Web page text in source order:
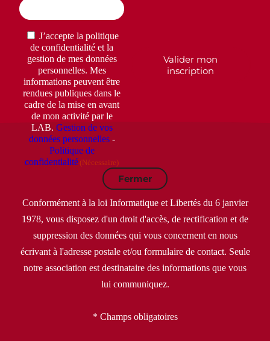
RGPD(Nécessaire)
J’accepte la politique
de confidentialité et la
gestion de mes données
personnelles. Mes
informations peuvent être
rendues publiques dans le
cadre de la mise en avant
de mon activité par le
LAB. Gestion de vos
données personnelles-
Politique de
confidentialité (Nécessaire)
Valider mon
inscription
Fermer
Conformément à la loi Informatique et Libertés du 6 janvier
1978, vous disposez d'un droit d'accès, de rectification et de
suppression des données qui vous concernent en nous
écrivant à l'adresse postale et/ou formulaire de contact. Seule
notre association est destinataire des informations que vous
lui communiquez.
* Champs obligatoires